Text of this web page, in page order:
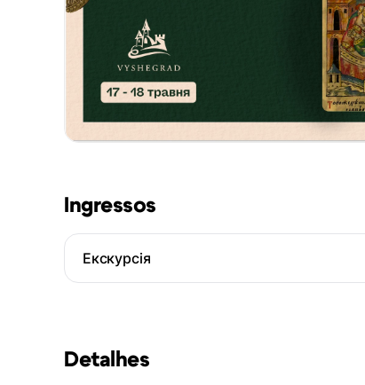
Ingressos
Екскурсія
Detalhes